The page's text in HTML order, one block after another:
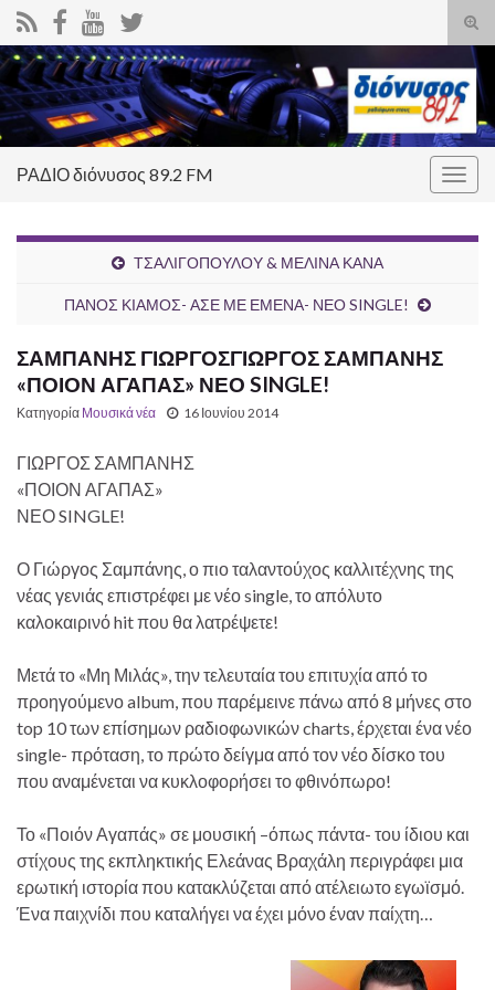
Search for:
ΡΑΔΙΟ διόνυσος 89.2 FM
ΤΣΑΛΙΓΟΠΟΥΛΟΥ & ΜΕΛΙΝΑ ΚΑΝΑ
ΠΑΝΟΣ ΚΙΑΜΟΣ- ΑΣΕ ΜΕ ΕΜΕΝΑ- ΝΕΟ SINGLE!
ΣΑΜΠΑΝΗΣ ΓΙΩΡΓΟΣΓΙΩΡΓΟΣ ΣΑΜΠΑΝΗΣ
«ΠΟΙΟΝ ΑΓΑΠΑΣ» ΝΕΟ SINGLE!
Κατηγορία Μουσικά νέα 16 Ιουνίου 2014
ΓΙΩΡΓΟΣ ΣΑΜΠΑΝΗΣ
«ΠΟΙΟΝ ΑΓΑΠΑΣ»
ΝΕΟ SINGLE!
Ο Γιώργος Σαμπάνης, ο πιο ταλαντούχος καλλιτέχνης της
νέας γενιάς επιστρέφει με νέο single, το απόλυτο
καλοκαιρινό hit που θα λατρέψετε!
Μετά το «Μη Μιλάς», την τελευταία του επιτυχία από το
προηγούμενο album, που παρέμεινε πάνω από 8 μήνες στο
top 10 των επίσημων ραδιοφωνικών charts, έρχεται ένα νέο
single- πρόταση, το πρώτο δείγμα από τον νέο δίσκο του
που αναμένεται να κυκλοφορήσει το φθινόπωρο!
Το «Ποιόν Αγαπάς» σε μουσική –όπως πάντα- του ίδιου και
στίχους της εκπληκτικής Ελεάνας Βραχάλη περιγράφει μια
ερωτική ιστορία που κατακλύζεται από ατέλειωτο εγωϊσμό.
Ένα παιχνίδι που καταλήγει να έχει μόνο έναν παίχτη…